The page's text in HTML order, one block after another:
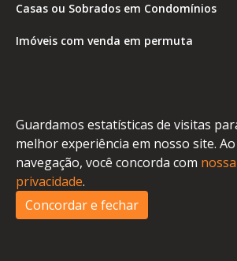
Guardamos estatísticas de visitas
melhor experiência em nosso site.
navegação, você concorda com
privacidade.
Concordar e fechar
Casas ou Sobrados em Condomínios
Imóveis com venda em permuta
Casa com piscina
Apartamento com piscina
Condomínio fechado